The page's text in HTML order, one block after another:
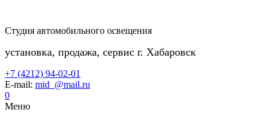
Студия автомобильного освещения
установка, продажа, сервис г. Хабаровск
+7 (4212) 94-02-01
E-mail: mid_@mail.ru
0
Меню